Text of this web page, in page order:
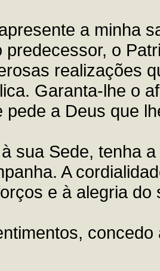
a minha
predecessor, o
realizações
Garanta-lhe o
pede a Deus que
sua Sede, tenha
A
e à alegria do